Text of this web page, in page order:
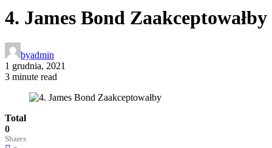
4. James Bond Zaakceptowałby
byadmin
1 grudnia, 2021
3 minute read
Total
0
Shares